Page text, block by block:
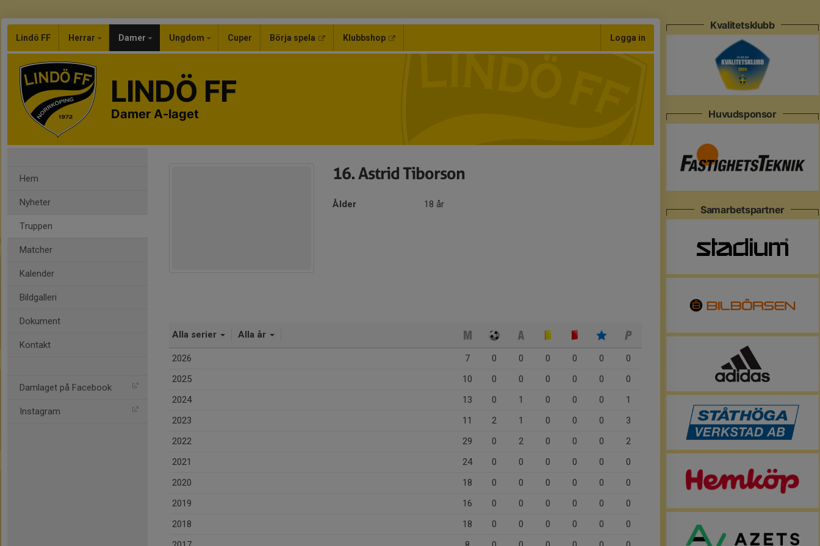
Lindö FF Herrar Damer Ungdom Cuper Börja spela Klubbshop Logga in
LINDÖ FF
Damer A-laget
Hem
Nyheter
Truppen
Matcher
Kalender
Bildgalleri
Dokument
Kontakt
Damlaget på Facebook
Instagram
16. Astrid Tiborson
Ålder 18 år
Alla serier Alla år
2026 7 0 0 0 0 0
0
2025
10 0 0 0 0 0
0
2024
13 0 1 0 0 0
1
2023
11 2 1 0 0 0
3
2022
29 0 2 0 0 0
2
2021
24 0 0 0 0 0
0
2020
18 0 0 0 0 0
0
2019
16 0 0 0 0 0
0
2018
18 0 0 0 0 0
0
Kvalitetsklubb
Huvudsponsor
Samarbetspartner